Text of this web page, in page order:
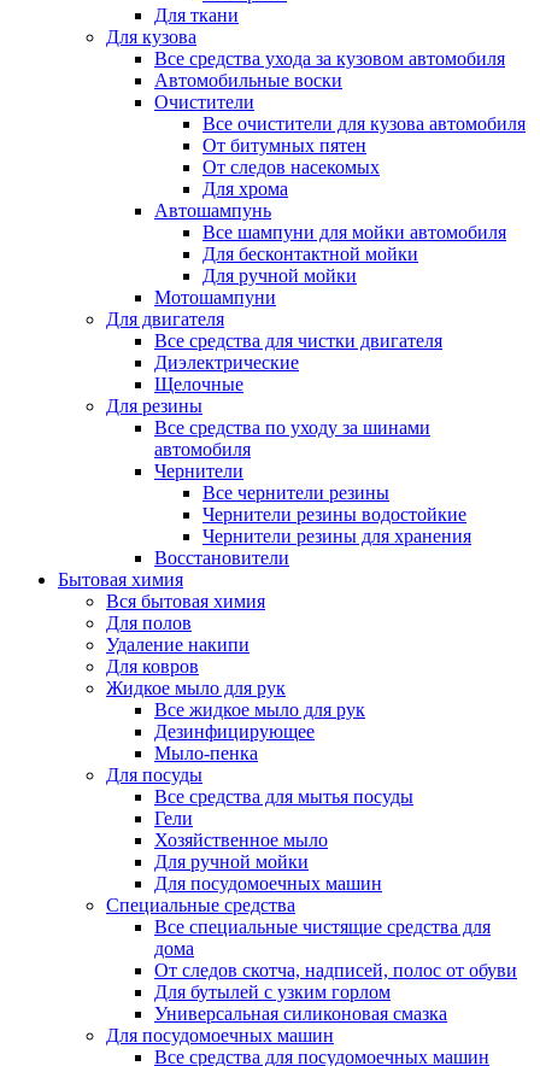
Для ткани
Для кузова
Все средства ухода за кузовом автомобиля
Автомобильные воски
Очистители
Все очистители для кузова автомобиля
От битумных пятен
От следов насекомых
Для хрома
Автошампунь
Все шампуни для мойки автомобиля
Для бесконтактной мойки
Для ручной мойки
Мотошампуни
Для двигателя
Все средства для чистки двигателя
Диэлектрические
Щелочные
Для резины
Все средства по уходу за шинами
автомобиля
Чернители
Все чернители резины
Чернители резины водостойкие
Чернители резины для хранения
Восстановители
Бытовая химия
Вся бытовая химия
Для полов
Удаление накипи
Для ковров
Жидкое мыло для рук
Все жидкое мыло для рук
Дезинфицирующее
Мыло-пенка
Для посуды
Все средства для мытья посуды
Гели
Хозяйственное мыло
Для ручной мойки
Для посудомоечных машин
Специальные средства
Все специальные чистящие средства для
дома
От следов скотча, надписей, полос от обуви
Для бутылей с узким горлом
Универсальная силиконовая смазка
Для посудомоечных машин
Все средства для посудомоечных машин